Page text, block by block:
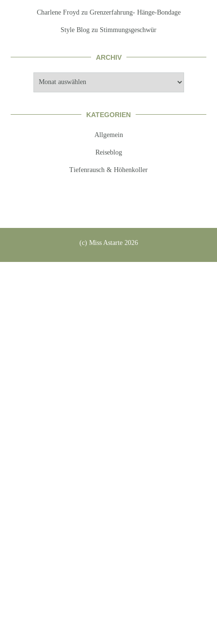
Charlene Froyd zu Grenzerfahrung- Hänge-Bondage
Style Blog zu Stimmungsgeschwür
ARCHIV
KATEGORIEN
Allgemein
Reiseblog
Tiefenrausch & Höhenkoller
(c) Miss Astarte 2026